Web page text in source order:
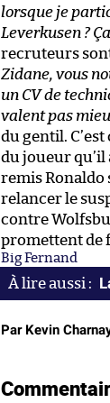
lorsque je
Leverkusen ?
recruteurs
Zidane, vous
un CV de
valent pas
du gentil.
du joueur qu’il
remis Ronaldo
relancer le
contre
promettent de
Big Fernand
Par Kevin